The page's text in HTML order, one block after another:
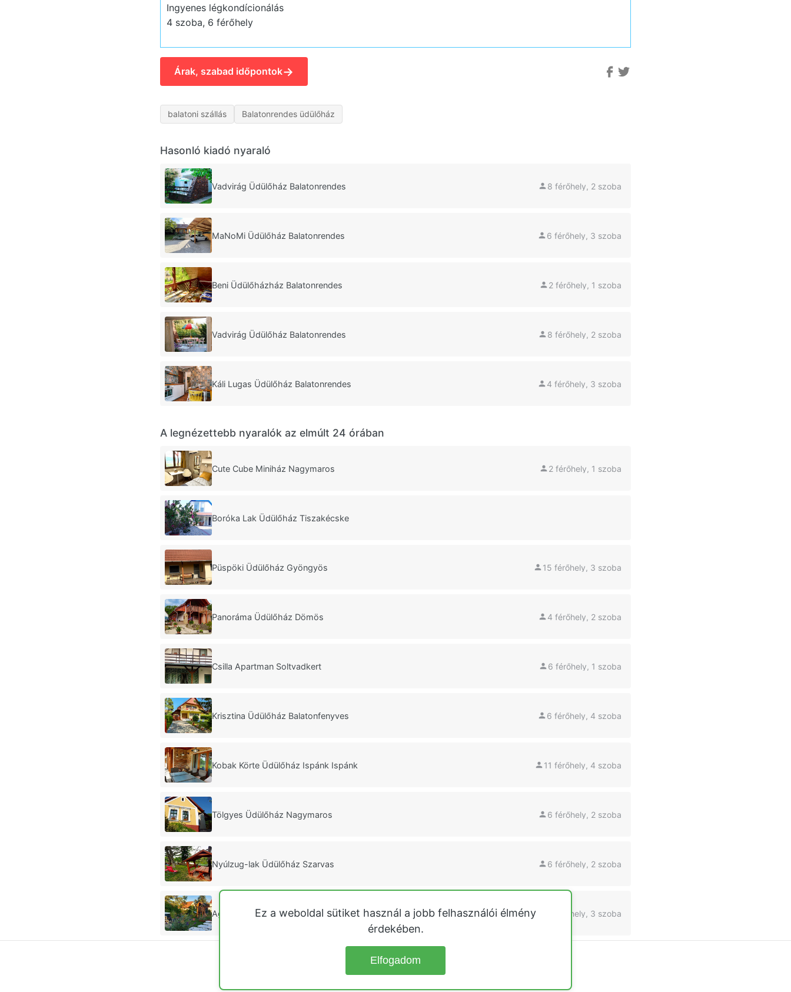
Ingyenes légkondícionálás
4 szoba, 6 férőhely
Árak, szabad időpontok→
balatoni szállás Balatonrendes üdülőház
Hasonló kiadó nyaraló
Vadvirág Üdülőház Balatonrendes 8 férőhely, 2 szoba
MaNoMi Üdülőház Balatonrendes 6 férőhely, 3 szoba
Beni Üdülőházház Balatonrendes 2 férőhely, 1 szoba
Vadvirág Üdülőház Balatonrendes 8 férőhely, 2 szoba
Káli Lugas Üdülőház Balatonrendes 4 férőhely, 3 szoba
A legnézettebb nyaralók az elmúlt 24 órában
Cute Cube Miniház Nagymaros 2 férőhely, 1 szoba
Boróka Lak Üdülőház Tiszakécske
Püspöki Üdülőház Gyöngyös 15 férőhely, 3 szoba
Panoráma Üdülőház Dömös 4 férőhely, 2 szoba
Csilla Apartman Soltvadkert 6 férőhely, 1 szoba
Krisztina Üdülőház Balatonfenyves 6 férőhely, 4 szoba
Kobak Körte Üdülőház Ispánk Ispánk 11 férőhely, 4 szoba
Tölgyes Üdülőház Nagymaros 6 férőhely, 2 szoba
Nyúlzug-lak Üdülőház Szarvas 6 férőhely, 2 szoba
Agnes Vineyard Üdülőház jakuzzival Alsóörs 6 férőhely, 3 szoba
Ez a weboldal sütiket használ a jobb felhasználói élmény
érdekében.
Elfogadom